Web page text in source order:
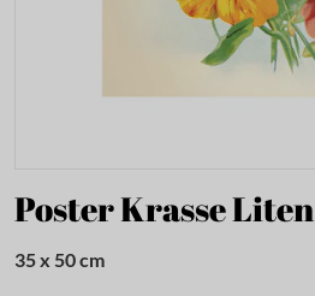
Poster Krasse Liten
35 x 50 cm